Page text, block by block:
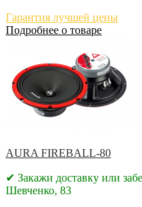
Гарантия лучшей цены
Подробнее о товаре
AURA FIREBALL-80
✔ Закажи доставку или
Шевченко, 83